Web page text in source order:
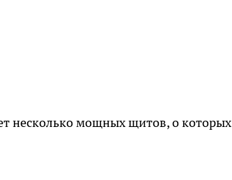
несколько мощных щитов, о которых